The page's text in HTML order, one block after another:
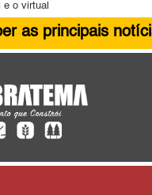
o virtual
as principais